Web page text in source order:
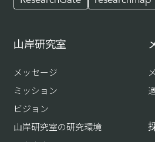
山岸研究室
メッセージ
ミッション
ビジョン
山岸研究室の研究環境